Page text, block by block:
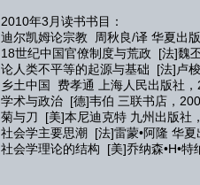
2010年3月读书书目：
迪尔凯姆论宗教 周秋良/译 华夏出
18世纪中国官僚制度与荒政 [法]魏
论人类不平等的起源与基础 [法]卢
乡土中国 费孝通 上海人民出版社
学术与政治 [德]韦伯 三联书店，
菊与刀 [美]本尼迪克特 九州出版社
社会学主要思潮 [法]雷蒙•阿隆 华
社会学理论的结构 [美]乔纳森•H•